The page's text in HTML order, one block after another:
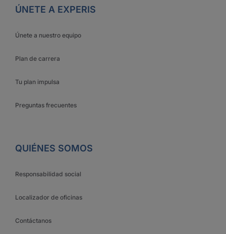
ÚNETE A EXPERIS
Únete a nuestro equipo
Plan de carrera
Tu plan impulsa
Preguntas frecuentes
QUIÉNES SOMOS
Responsabilidad social
Localizador de oficinas
Contáctanos